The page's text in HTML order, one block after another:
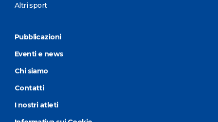
Altri sport
Pubblicazioni
Eventi e news
Chi siamo
Contatti
I nostri atleti